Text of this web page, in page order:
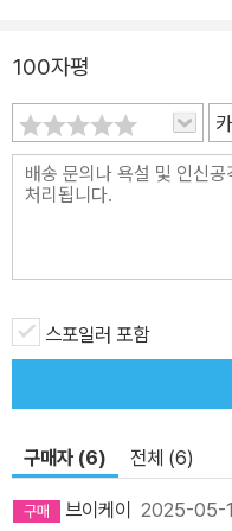
100자평
스포일러 포함
구매자 (6) 전체 (6)
브이케이 2025-05-